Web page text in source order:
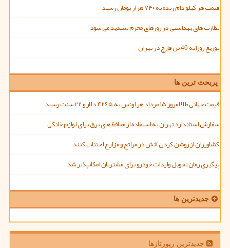
قیمت هر کیلو دام زنده به ۷۴۰ هزار تومان رسید
نظارت های بهداشتی در روزهای محرم تشدید می شود
توزیع روزانه 40 تن قارچ در تهران
پربحث ترین ها
قیمت جهانی طلا امروز ۱۵ مرداد هر اونس به ۴۲۶۵ دلار و ۲۲ سنت رسید
سفارش استاندارد تهران به استفاده از محافظ های برق برای لوازم خانگی
کشاورزان از روشن کردن آتش در مراتع و مزارع اجتناب کنند
پیگیری زمان تحویل واردات خودرو برای مشتریان امکانپذیر شد
جدیدترین ها
جدیدترین رپورتاژها